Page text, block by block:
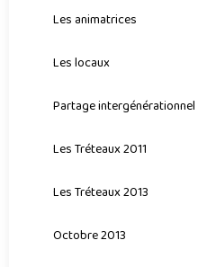
Les animatrices
Les locaux
Partage intergénérationnel
Les Tréteaux 2011
Les Tréteaux 2013
Octobre 2013